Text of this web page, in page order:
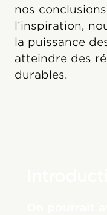
nos
l’inspiration,
la puissance
atteindre des
durables.